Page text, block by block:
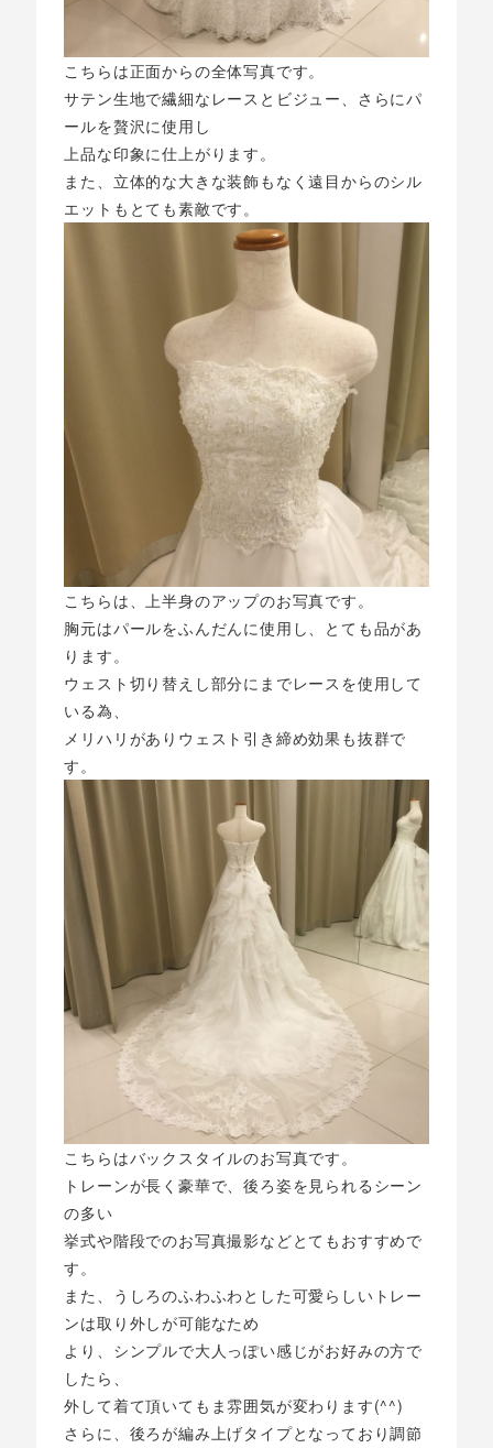
こちらは正面からの全体写真です。
サテン生地で繊細なレースとビジュー、さらにパ
ールを贅沢に使用し
上品な印象に仕上がります。
また、立体的な大きな装飾もなく遠目からのシル
エットもとても素敵です。
こちらは、上半身のアップのお写真です。
胸元はパールをふんだんに使用し、とても品があ
ります。
ウェスト切り替えし部分にまでレースを使用して
いる為、
メリハリがありウェスト引き締め効果も抜群で
す。
こちらはバックスタイルのお写真です。
トレーンが長く豪華で、後ろ姿を見られるシーン
の多い
挙式や階段でのお写真撮影などとてもおすすめで
す。
また、うしろのふわふわとした可愛らしいトレー
ンは取り外しが可能なため
より、シンプルで大人っぽい感じがお好みの方で
したら、
外して着て頂いてもま雰囲気が変わります(^^)
さらに、後ろが編み上げタイプとなっており調節